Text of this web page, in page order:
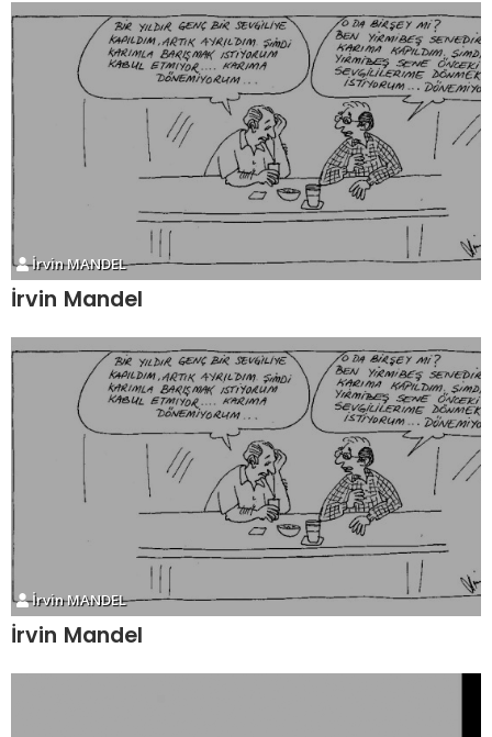
İrvin MANDEL
İrvin Mandel
İrvin MANDEL
İrvin Mandel